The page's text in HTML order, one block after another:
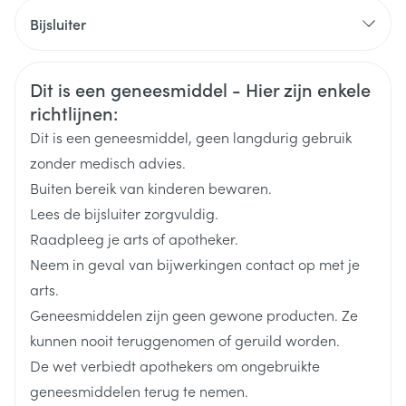
Prostaglandinen, prostaglandine-analogen of
prostaglandinederivaten (gebruikt voor de
samentrekking en ontspanning van gladde spieren,
de verwijding en vernauwing van bloedvaten,
controle van de bloeddruk en controle van
ontsteking)
Beta-blokkers (gebruikt om hoge bloeddruk, pijnlijk
en drukkend gevoel op de borst (angina), sommige
abnormale hartritmes, hartaanval, angst, migraine,
een verhoogde oogboldruk (glaucoom) en
verschijnselen van een te snel werkende schildklier
te behandelen)
Epinefrine (adrenaline: gebruikt voor het
Een geleidelijke wijziging van uw oogkleur door een
hoger aantal bruine pigmenten in het gekleurde
deel van het oog, bekend als de iris. Als u ogen met
een mengsel van kleuren (blauw-bruin, grijs-bruin,
en/of langdurig hoesten).
hartritmestoornissen.
Merken
Breedte 45 mm
Lengte
Diepte 38 mm
Ingrediënten
latanoprost, timolol maleaat
Behoud Kamertemperatuur (15°C - 25°C)
Bijsluiter
Veiligheidsinformatie
Dit is een geneesmiddel - Hier zijn enkele
richtlijnen:
Dit is een geneesmiddel, geen langdurig gebruik
zonder medisch advies.
Buiten bereik van kinderen bewaren.
Lees de bijsluiter zorgvuldig.
Raadpleeg je arts of apotheker.
Neem in geval van bijwerkingen contact op met je
arts.
Geneesmiddelen zijn geen gewone producten. Ze
kunnen nooit teruggenomen of geruild worden.
De wet verbiedt apothekers om ongebruikte
geneesmiddelen terug te nemen.